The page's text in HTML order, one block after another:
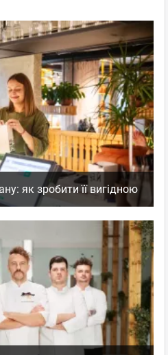
як зробити її вигідною